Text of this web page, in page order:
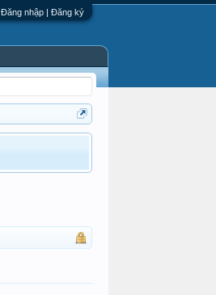
Đăng nhập | Đăng ký